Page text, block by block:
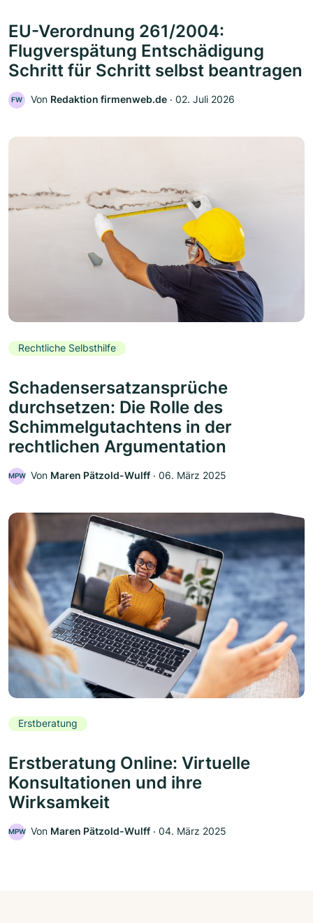
EU-Verordnung 261/2004:
Flugverspätung Entschädigung
Schritt für Schritt selbst beantragen
FW Von Redaktion firmenweb.de ‧ 02. Juli 2026
Rechtliche Selbsthilfe
Schadensersatzansprüche
durchsetzen: Die Rolle des
Schimmelgutachtens in der
rechtlichen Argumentation
MPW Von Maren Pätzold-Wulff ‧ 06. März 2025
Erstberatung
Erstberatung Online: Virtuelle
Konsultationen und ihre
Wirksamkeit
MPW Von Maren Pätzold-Wulff ‧ 04. März 2025